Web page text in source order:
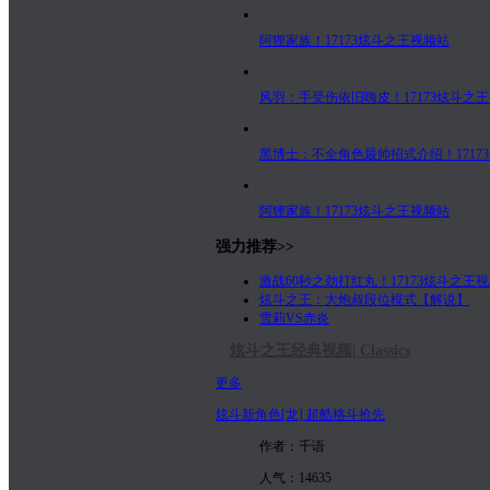
阿狸家族！17173炫斗之王视频站
风羽：手受伤依旧嗨皮！17173炫斗之
黑博士：不全角色最帅招式介绍！
阿狸家族！17173炫斗之王视频站
强力推荐>>
激战60秒之劲打红丸！17173炫斗之王
炫斗之王：大炮叔段位模式【解说】
雪莉VS赤炎
炫斗之王经典视频| Classics
更多
炫斗新角色[龙] 超酷格斗抢先
作者：千语
人气：14635